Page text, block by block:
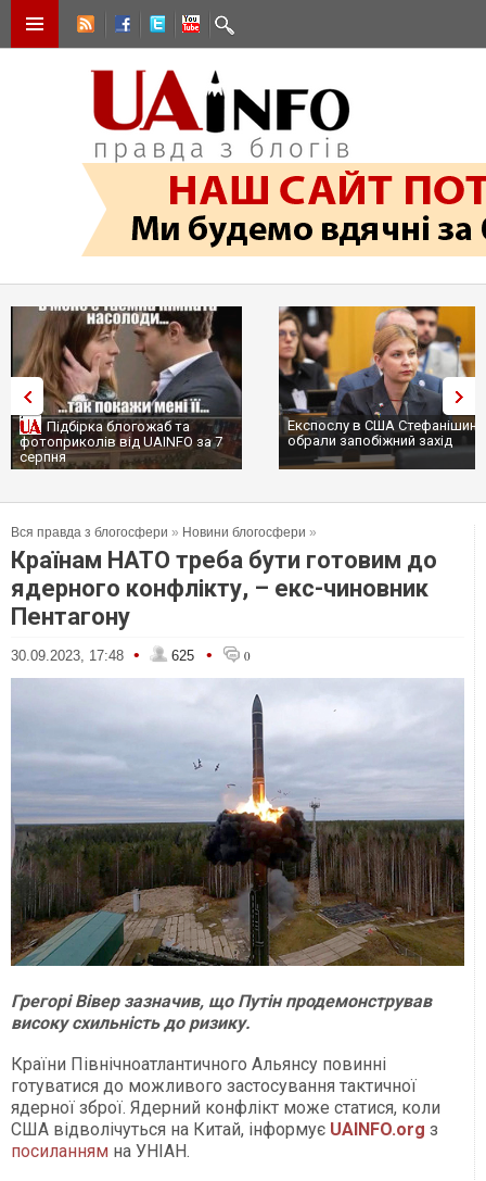
Підбірка блогожаб та
фотоприколів від UAINFO за 7
серпня
Експослу в США
обрали запобіжний захід
Вся правда з блогосфери » Новини блогосфери »
Країнам НАТО треба бути готовим до
ядерного конфлікту, – екс-чиновник
Пентагону
30.09.2023, 17:48 • 625 • 0
Грегорі Вівер зазначив, що Путін продемонстрував
високу схильність до ризику.
Країни Північноатлантичного Альянсу повинні
готуватися до можливого застосування тактичної
ядерної зброї. Ядерний конфлікт може статися, коли
США відволічуться на Китай, інформує UAINFO.org з
посиланням на УНІАН.